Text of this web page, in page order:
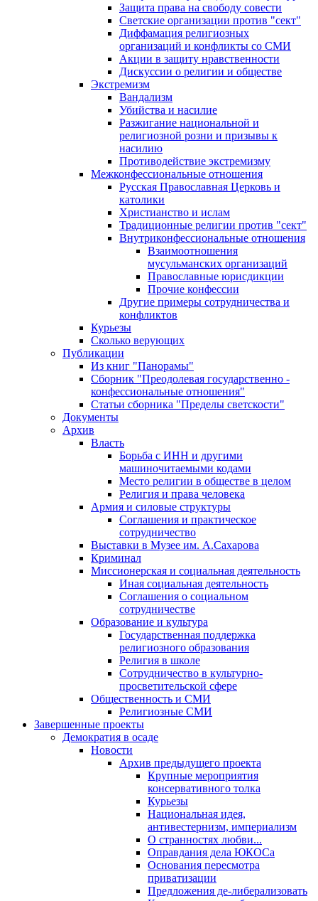
Защита права на свободу совести
Светские организации против "сект"
Диффамация религиозных
организаций и конфликты со СМИ
Акции в защиту нравственности
Дискуссии о религии и обществе
Экстремизм
Вандализм
Убийства и насилие
Разжигание национальной и
религиозной розни и призывы к
насилию
Противодействие экстремизму
Межконфессиональные отношения
Русская Православная Церковь и
католики
Христианство и ислам
Традиционные религии против "сект"
Внутриконфессиональные отношения
Взаимоотношения
мусульманских организаций
Православные юрисдикции
Прочие конфессии
Другие примеры сотрудничества и
конфликтов
Курьезы
Сколько верующих
Публикации
Из книг "Панорамы"
Сборник "Преодолевая государственно -
конфессиональные отношения"
Статьи сборника "Пределы светскости"
Документы
Архив
Власть
Борьба с ИНН и другими
машиночитаемыми кодами
Место религии в обществе в целом
Религия и права человека
Армия и силовые структуры
Соглашения и практическое
сотрудничество
Выставки в Музее им. А.Сахарова
Криминал
Миссионерская и социальная деятельность
Иная социальная деятельность
Соглашения о социальном
сотрудничестве
Образование и культура
Государственная поддержка
религиозного образования
Религия в школе
Сотрудничество в культурно-
просветительской сфере
Общественность и СМИ
Религиозные СМИ
Завершенные проекты
Демократия в осаде
Новости
Архив предыдущего проекта
Крупные мероприятия
консервативного толка
Курьезы
Национальная идея,
антивестернизм, империализм
О странностях любви...
Оправдания дела ЮКОСа
Основания пересмотра
приватизации
Предложения де-либерализовать